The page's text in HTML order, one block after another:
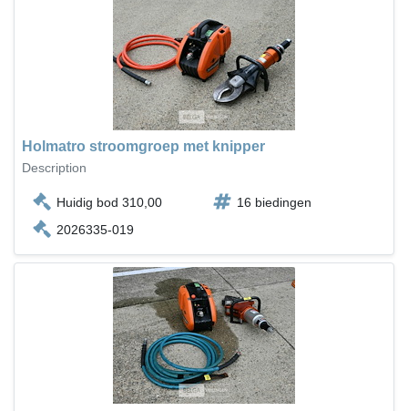
Holmatro stroomgroep met knipper
Description
Huidig bod 310,00
16 biedingen
2026335-019